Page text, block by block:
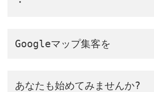
Googleマップ集客を
あなたも始めてみませんか?